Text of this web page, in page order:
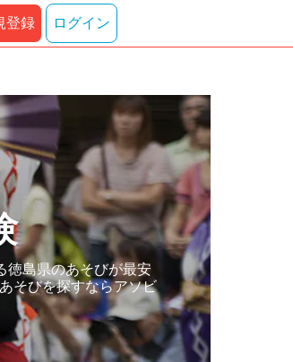
登録 ログイン
徳島県のあそびが最安
そびを探すならアソビ